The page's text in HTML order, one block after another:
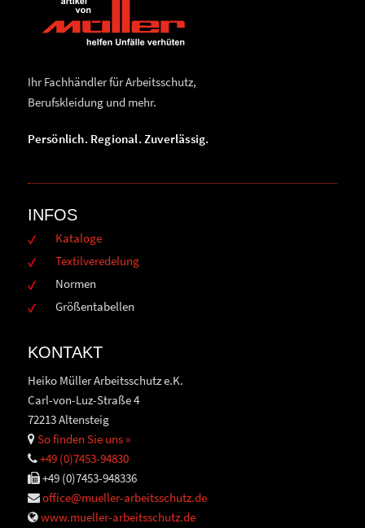
Ihr Fachhändler für Arbeitsschutz,
Berufskleidung und mehr.
Persönlich. Regional. Zuverlässig.
INFOS
Kataloge
Textilveredelung
Normen
Größentabellen
KONTAKT
Heiko Müller Arbeitsschutz e.K.
Carl-von-Luz-Straße 4
72213 Altensteig
So finden Sie uns »
+49 (0)7453-94830
+49 (0)7453-948336
office@mueller-arbeitsschutz.de
www.mueller-arbeitsschutz.de